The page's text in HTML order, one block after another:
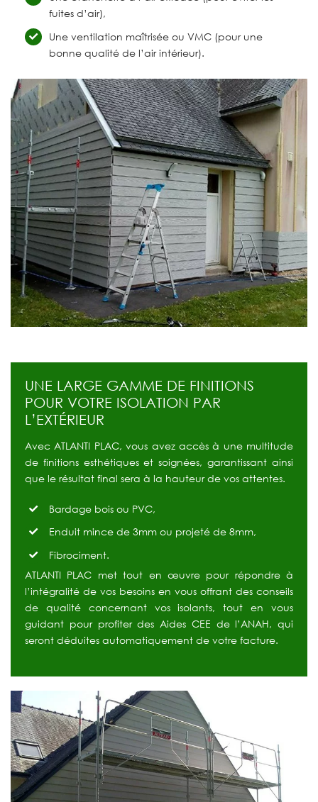
fuites d’air),
Une ventilation maîtrisée ou VMC (pour une
bonne qualité de l’air intérieur).
UNE LARGE GAMME DE FINITIONS
POUR VOTRE ISOLATION PAR
L’EXTÉRIEUR
Avec ATLANTI PLAC, vous avez accès à une multitude
de finitions esthétiques et soignées, garantissant ainsi
que le résultat final sera à la hauteur de vos attentes.
Bardage bois ou PVC,
Enduit mince de 3mm ou projeté de 8mm,
Fibrociment.
ATLANTI PLAC met tout en œuvre pour répondre à
l’intégralité de vos besoins en vous offrant des conseils
de qualité concernant vos isolants, tout en vous
guidant pour profiter des Aides CEE de l’ANAH, qui
seront déduites automatiquement de votre facture.